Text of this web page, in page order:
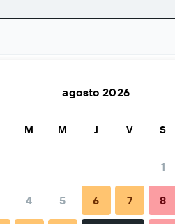
Consejos y preguntas
agosto 2026
M M J V S
1
4 5 6 7 8